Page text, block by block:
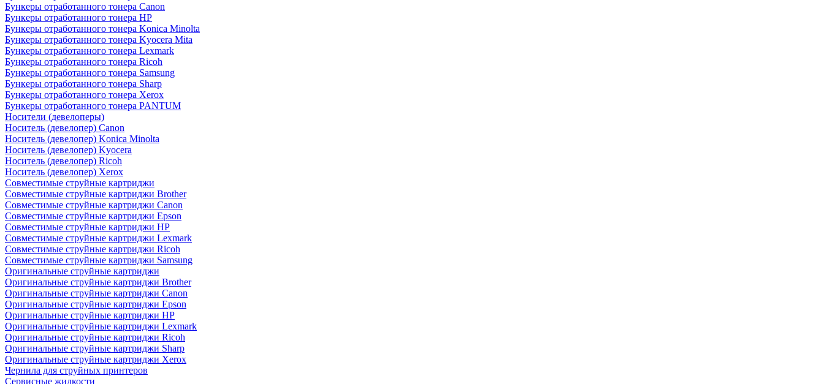
Бункеры отработанного тонера Canon
Бункеры отработанного тонера HP
Бункеры отработанного тонера Konica Minolta
Бункеры отработанного тонера Kyocera Mita
Бункеры отработанного тонера Lexmark
Бункеры отработанного тонера Ricoh
Бункеры отработанного тонера Samsung
Бункеры отработанного тонера Sharp
Бункеры отработанного тонера Xerox
Бункеры отработанного тонера PANTUM
Носители (девелоперы)
Носитель (девелопер) Canon
Носитель (девелопер) Konica Minolta
Носитель (девелопер) Kyocera
Носитель (девелопер) Ricoh
Носитель (девелопер) Xerox
Совместимые струйные картриджи
Совместимые струйные картриджи Brother
Совместимые струйные картриджи Canon
Совместимые струйные картриджи Epson
Совместимые струйные картриджи HP
Совместимые струйные картриджи Lexmark
Совместимые струйные картриджи Ricoh
Совместимые струйные картриджи Samsung
Оригинальные струйные картриджи
Оригинальные струйные картриджи Brother
Оригинальные струйные картриджи Canon
Оригинальные струйные картриджи Epson
Оригинальные струйные картриджи HP
Оригинальные струйные картриджи Lexmark
Оригинальные струйные картриджи Ricoh
Оригинальные струйные картриджи Sharp
Оригинальные струйные картриджи Xerox
Чернила для струйных принтеров
Сервисные жидкости